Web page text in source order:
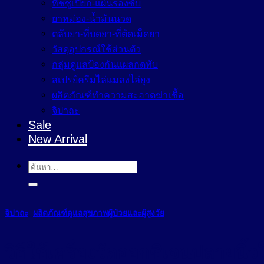
ทิชชูเปียก-แผ่นรองซับ
ยาหม่อง-น้ำมันนวด
ตลับยา-ที่บดยา-ที่ตัดเม็ดยา
วัสดุอุปกรณ์ใช้ส่วนตัว
กลุ่มดูแลป้องกันแผลกดทับ
สเปรย์ครีมไล่แมลงไล่ยุง
ผลิตภัณฑ์ทำความสะอาดฆ่าเชื้อ
จิปาถะ
Sale
New Arrival
ค้นหา:
จิปาถะ ผลิตภัณฑ์ดูแลสุขภาพผู้ป่วยและผู้สูงวัย